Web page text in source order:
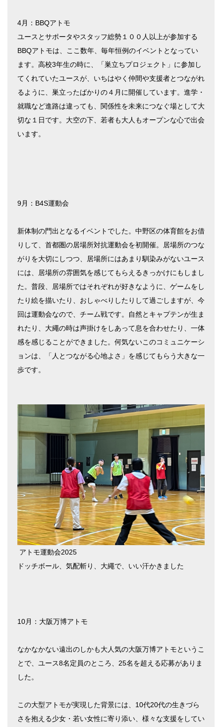
4月：BBQアトモ
ユースとサポータやスタッフ総勢１００人以上が参加する
BBQアトモは、ここ数年、毎年恒例のイベントとなってい
ます。高校3年生の時に、「巣立ちプロジェクト」に参加し
てくれていたユースが、いちはやく仲間や支援者とつながれ
るように、巣立ったばかりの４月に開催しています。進学・
就職など進路は違っても、関係性を未来につなぐ場として大
切な１日です。大空の下、若者も大人もオープンな心で出会
います。
9月：B4S運動会
新体制の門出となるイベントでした。中野区の体育館をお借
りして、首都圏の居場所対抗運動会を初開催。居場所のつな
がりを大切にしつつ、居場所にはあまり馴染みがないユース
には、居場所の雰囲気を感じてもらえるきっかけにもしまし
た。普段、居場所ではそれぞれが好きなように、ゲームをし
たり絵を描いたり、おしゃべりしたりして過ごしますが、今
回は運動会なので、チーム戦です。自然とキャプテンが生ま
れたり、大繩の時は声掛けをしあって息を合わせたり、一体
感を感じることができました。何気ないこのコミュニケーシ
ョンは、「人とつながる心地よさ」を感じてもらう大きな一
歩です。
アトモ運動会2025
ドッチボール、気配斬り、大繩で、いい汗かきました
10月：大阪万博アトモ
なかなかない遠出のしかも大人気の大阪万博アトモというこ
とで、ユース8名定員のところ、25名を超える応募がありま
した。
この大型アトモが実現した背景には、10代20代の生きづら
さを抱える少女・若い女性に寄り添い、様々な支援をしてい